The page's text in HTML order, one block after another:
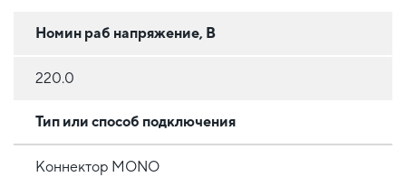
Номин раб напряжение, В
220.0
Тип или способ подключения
Коннектор MONO